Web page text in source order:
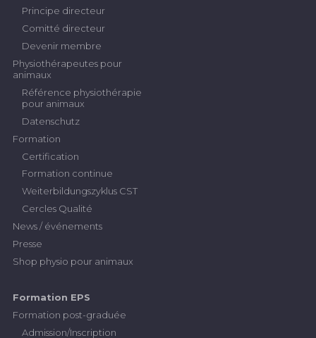
Principe directeur
Comitté directeur
Devenir membre
Physiothérapeutes pour
animaux
Référence physiothérapie
pour animaux
Datenschutz
Formation
Certification
Formation continue
Weiterbildungszyklus CST
Cercles Qualité
News / événements
Presse
Shop physio pour animaux
Formation EPS
Formation post-graduée
Admission/Inscription